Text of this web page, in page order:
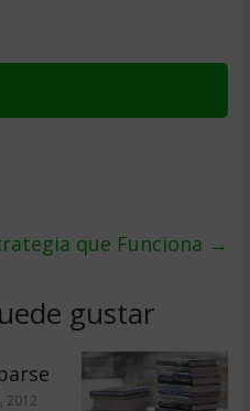
que Funciona →
gustar
2012